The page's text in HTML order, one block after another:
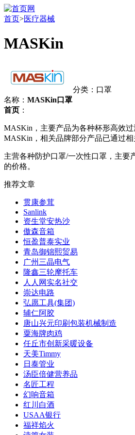
首页>医疗器械
MASKin
分类：口罩
名称： MASKin口罩
首页 ：
MASKin，主要产品为各种杯形高效
MASKin，相关品牌部分产品已通过
主营各种防护口罩/一次性口罩，主要
的价格。
推荐文章
贯康参茸
Sanlink
资生堂安热沙
傲森音箱
恒盈普泰实业
青岛御锦熙贸易
广州三晶电气
隆鑫三轮摩托车
人人网实名社交
崇达电路
弘愿工具(集团)
辅仁阿胶
唐山兴元印刷包装机械制造
粟海牌肉鸡
任丘市创新采暖设备
天美Timmy
日泰管业
汤臣倍健营养品
名匠工程
幻响音箱
红川白酒
USAA银行
福祥焰火